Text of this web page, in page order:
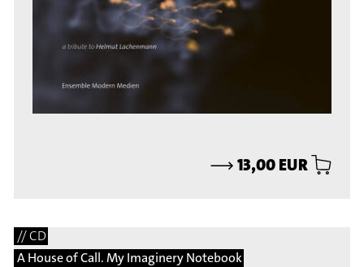
⟶13,00 EUR
// CD
A House of Call. My Imaginery Notebook